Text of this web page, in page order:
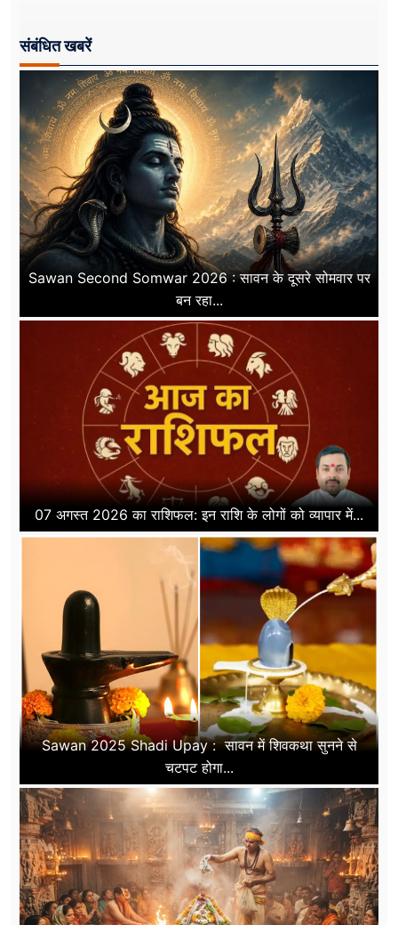
संबंधित खबरें
Sawan Second Somwar 2026 : सावन के दूसरे सोमवार पर
बन रहा...
07 अगस्त 2026 का राशिफल: इन राशि के लोगों को व्यापार में...
Sawan 2025 Shadi Upay : सावन में शिवकथा सुनने से
चटपट होगा...